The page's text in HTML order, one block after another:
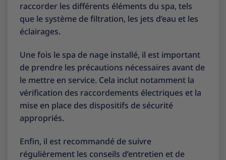
raccorder les différents éléments du spa, tels
que le système de filtration, les jets d’eau et les
éclairages.
Une fois le spa de nage installé, il est important
de prendre les précautions nécessaires avant de
le mettre en service. Cela inclut notamment la
vérification des raccordements électriques et la
mise en place des dispositifs de sécurité
appropriés.
Enfin, il est recommandé de suivre
régulièrement les conseils d’entretien et de